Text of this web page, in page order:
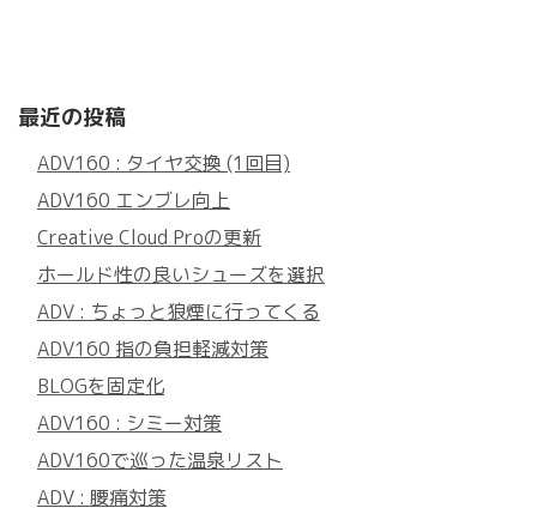
最近の投稿
ADV160 : タイヤ交換 (1回目)
ADV160 エンブレ向上
Creative Cloud Proの更新
ホールド性の良いシューズを選択
ADV : ちょっと狼煙に行ってくる
ADV160 指の負担軽減対策
BLOGを固定化
ADV160 : シミー対策
ADV160で巡った温泉リスト
ADV : 腰痛対策